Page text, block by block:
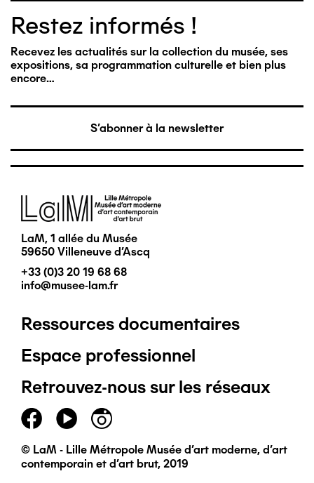
Restez informés !
Recevez les actualités sur la collection du musée, ses
expositions, sa programmation culturelle et bien plus
encore…
S'abonner à la newsletter
Image
LaM, 1 allée du Musée
59650 Villeneuve d'Ascq
+33 (0)3 20 19 68 68
info@musee-lam.fr
Pied
de
page
principal
Ressources documentaires
Espace professionnel
Retrouvez-nous sur les réseaux
© LaM - Lille Métropole Musée d'art moderne, d'art
contemporain et d'art brut, 2019